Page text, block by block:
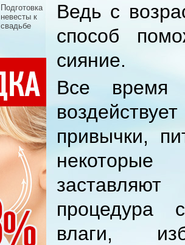
Подготовка
невесты к
свадьбе
Ведь с
способ
сияние.
Все
привычки,
процедура
влаги,